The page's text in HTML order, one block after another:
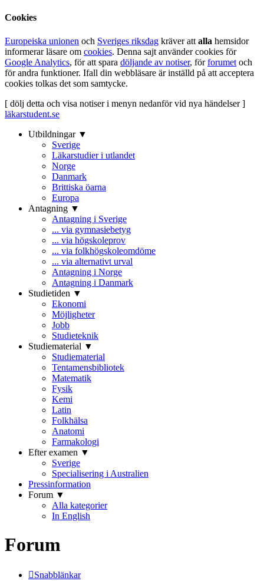
Cookies
Europeiska unionen och Sveriges riksdag kräver att alla hemsidor
informerar läsare om cookies. Denna sajt använder cookies för
Google Analytics, för att spara döljande av notiser, förforumet och
för andra funktioner. Ifall din webbläsare är inställd på att acceptera
cookies tolkas det som samtycke.
[ dölj detta och visa notiser i menyn nedanför vid nya händelser ]
läkarstudent.se
Utbildningar ▼
Sverige
Läkarstudier i utlandet
Norge
Danmark
Brittiska öarna
Europa
Antagning ▼
Antagning i Sverige
... via gymnasiebetyg
... via högskoleprov
... via folkhögskoleomdöme
... via alternativt urval
Antagning i Norge
Antagning i Danmark
Studietiden ▼
Ekonomi
Möjligheter
Jobb
Studieteknik
Studiematerial ▼
Studiematerial
Tentamensbibliotek
Matematik
Fysik
Kemi
Latin
Folkhälsa
Anatomi
Farmakologi
Efter examen ▼
Sverige
Specialisering i Australien
Pressinformation
Forum ▼
Alla kategorier
In English
Forum
Snabblänkar